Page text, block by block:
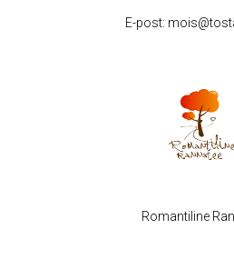
E-post:
Romantiline